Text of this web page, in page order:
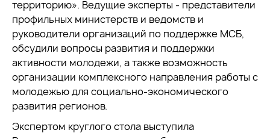
территорию». Ведущие эксперты - представители
профильных министерств и ведомств и
руководители организаций по поддержке МСБ,
обсудили вопросы развития и поддержки
активности молодежи, а также возможность
организации комплексного направления работы с
молодежью для социально-экономического
развития регионов.
Экспертом круглого стола выступила